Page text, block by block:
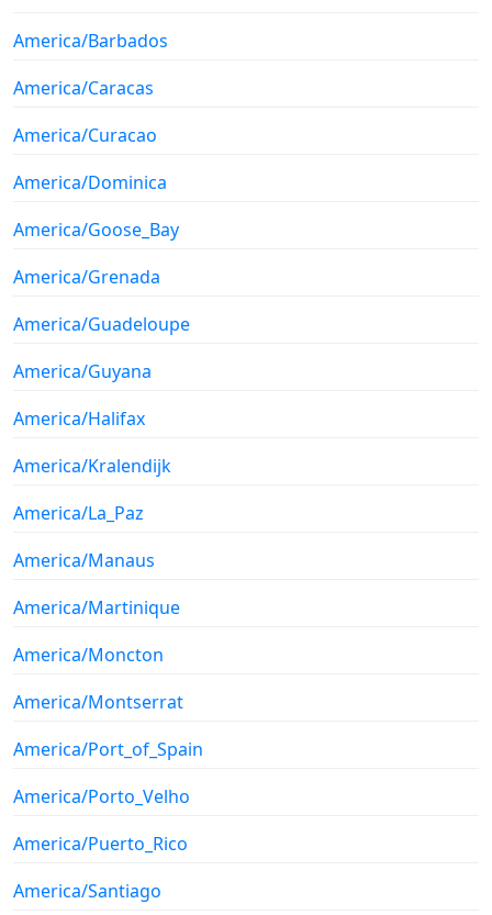
America/Barbados
America/Caracas
America/Curacao
America/Dominica
America/Goose_Bay
America/Grenada
America/Guadeloupe
America/Guyana
America/Halifax
America/Kralendijk
America/La_Paz
America/Manaus
America/Martinique
America/Moncton
America/Montserrat
America/Port_of_Spain
America/Porto_Velho
America/Puerto_Rico
America/Santiago